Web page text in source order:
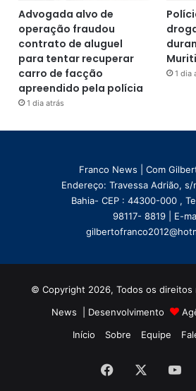
Advogada alvo de
operação fraudou
contrato de aluguel
para tentar recuperar
carro de facção
apreendido pela polícia
1 dia atrás
1 dia
Franco News | Com
Endereço: Travessa Adrião,
Bahia- CEP : 44300-000 ,
98117- 8819 | E-
© Copyright 2026, Todos os direitos
News | Desenvolvimento
Início
Sobre Equipe
Facebook